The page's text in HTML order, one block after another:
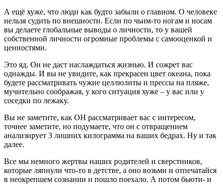
А ещё хуже, что люди как будто забыли о главном. О человеке
нельзя судить по внешности. Если по чьим-то ногам и носам
вы делаете глобальные выводы о личности, то у вашей
собственной личности огромные проблемы с самооценкой и
ценностями.
Это яд. Он не даст наслаждаться жизнью. И сожрет вас
однажды. И вы не увидите, как прекрасен цвет океана, пока
будете рассматривать чужие целлюлиты и прессы на пляже,
мучительно соображая, у кого ситуация хуже – у вас или у
соседки по лежаку.
Вы не заметите, как ОН рассматривает вас с интересом,
точнее заметите, но подумаете, что он с отвращением
анализирует 3 лишних килограмма на ваших бедрах. Ну и так
далее.
Все мы немного жертвы наших родителей и сверстников,
которые ляпнули что-то в детстве, а оно возьми и отпечатайся
в неокрепшем сознании и пошло поехало. А потом бьюти- и